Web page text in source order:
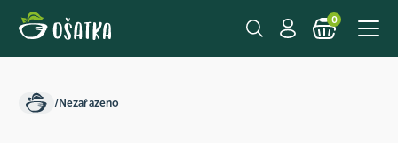
0
/Nezařazeno